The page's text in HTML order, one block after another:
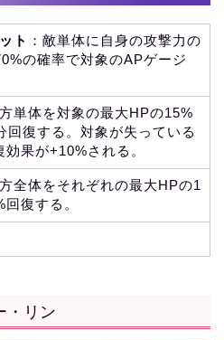
ト ：敵単体に自身の攻撃力の
の確率で対象のAPゲージ
方単体を対象の最大HPの15%
回復する。対象が失っている
果が+10%される。
方全体をそれぞれの最大HPの1
復する。
・リン